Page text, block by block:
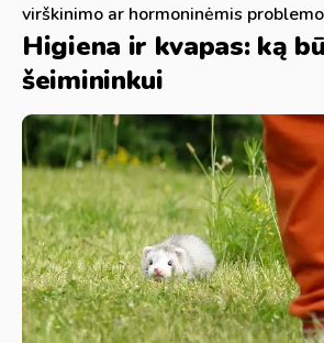
virškinimo ar hormoninėmis
Higiena ir kvapas: ką
šeimininkui